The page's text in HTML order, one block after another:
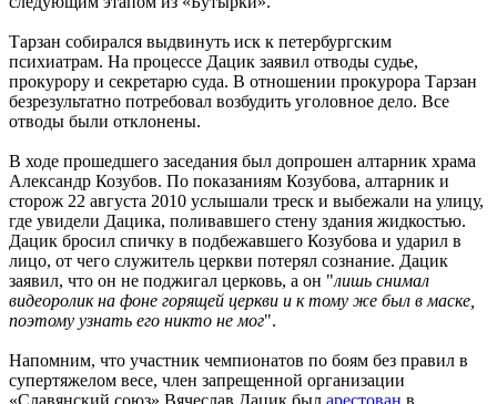
Тарзан собирался выдвинуть иск к петербургским
психиатрам. На процессе Дацик заявил отводы судье,
прокурору и секретарю суда. В отношении прокурора Тарзан
безрезультатно потребовал возбудить уголовное дело. Все
отводы были отклонены.
В ходе прошедшего заседания был допрошен алтарник храма
Александр Козубов. По показаниям Козубова, алтарник и
сторож 22 августа 2010 услышали треск и выбежали на улицу,
где увидели Дацика, поливавшего стену здания жидкостью.
Дацик бросил спичку в подбежавшего Козубова и ударил в
лицо, от чего служитель церкви потерял сознание. Дацик
заявил, что он не поджигал церковь, а он "лишь снимал
видеоролик на фоне горящей церкви и к тому же был в маске,
поэтому узнать его никто не мог".
Напомним, что участник чемпионатов по боям без правил в
супертяжелом весе, член запрещенной организации
«Славянский союз» Вячеслав Дацик был арестован в